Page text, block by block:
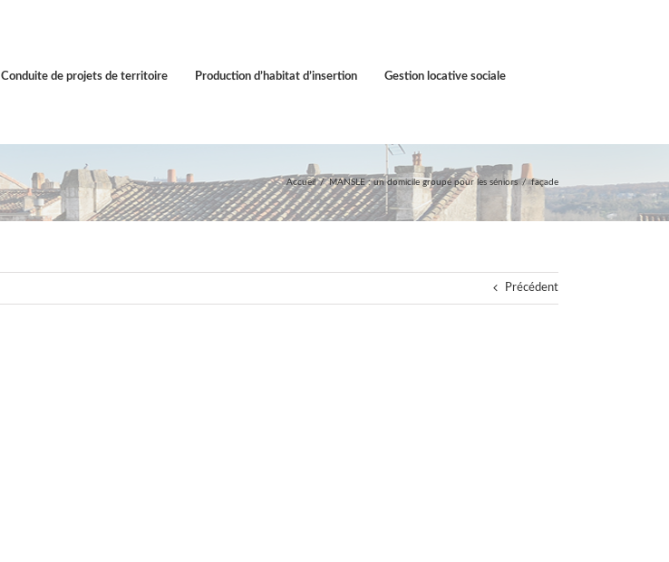
Conduite de projets de territoire Production d’habitat d’insertion Gestion locative sociale
Accueil MANSLE : un domicile groupé pour les séniors façade
Précédent